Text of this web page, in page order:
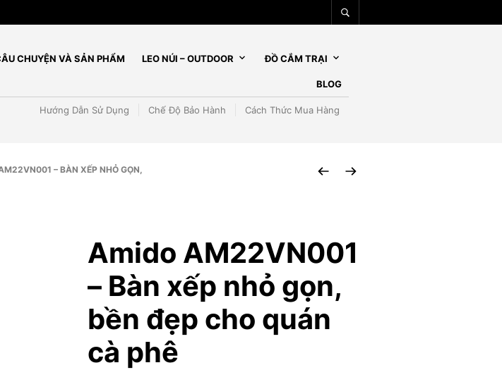
CHUYỆN VÀ SẢN PHẨM LEO NÚI – OUTDOOR ĐỒ CẮM TRẠI
BLOG
Hướng Dẫn Sử Dụng Chế Độ Bảo Hành Cách Thức Mua Hàng
– BÀN XẾP NHỎ GỌN,
Amido AM22VN001
– Bàn xếp nhỏ gọn,
bền đẹp cho quán
cà phê